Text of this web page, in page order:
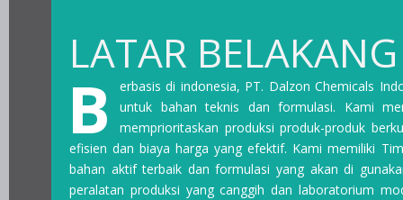
LATAR BELAKANG
B
erbasis di indonesia, PT. Dalzon Chemicals
untuk bahan teknis dan formulasi. Kami
memprioritaskan produksi produk-produk
efisien dan biaya harga yang efektif. Kami memiliki
bahan aktif terbaik dan formulasi yang akan di
peralatan produksi yang canggih dan laboratorium